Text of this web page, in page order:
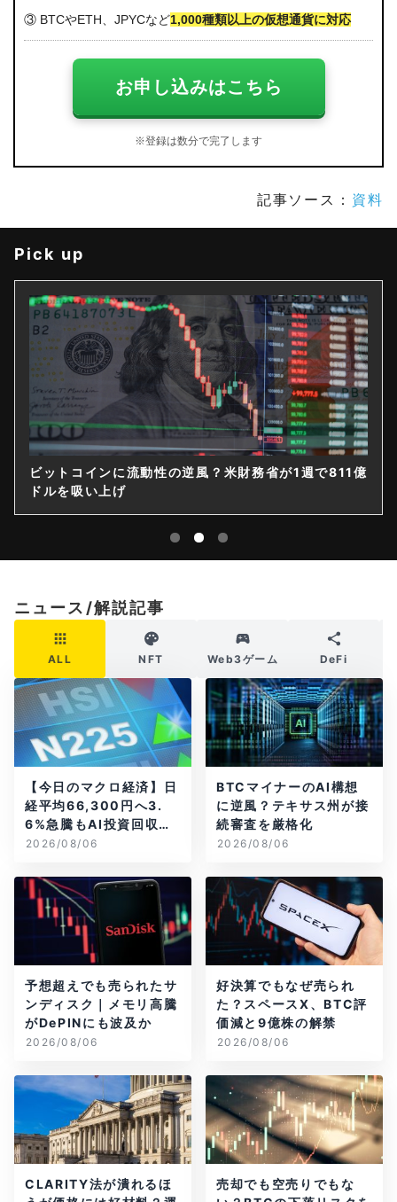
③ BTCやETH、JPYCなど1,000種類以上の仮想通貨に対応
お申し込みはこちら
※登録は数分で完了します
記事ソース： 資料
Pick up
ビットコインに流動性の逆風？米財務省が1週で811億
ドルを吸い上げ
ニュース/解説記事
ALL NFT Web3ゲーム DeFi
【今日のマクロ経済】日
経平均66,300円へ3.
6%急騰もAI投資回収懸
念が再燃
2026/08/06
BTCマイナーのAI構想
に逆風？テキサス州が接
続審査を厳格化
2026/08/06
予想超えでも売られたサ
ンディスク｜メモリ高騰
がDePINにも波及か
2026/08/06
好決算でもなぜ売られ
た？スペースX、BTC評
価減と9億株の解禁
2026/08/06
CLARITY法が潰れるほ
売却でも空売りでもな